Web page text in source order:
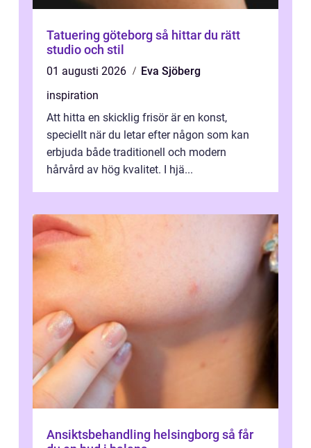
Tatuering göteborg så hittar du rätt
studio och stil
01 augusti 2026
Eva Sjöberg
inspiration
Att hitta en skicklig frisör är en konst,
speciellt när du letar efter någon som kan
erbjuda både traditionell och modern
hårvård av hög kvalitet. I hjä...
Ansiktsbehandling helsingborg så får